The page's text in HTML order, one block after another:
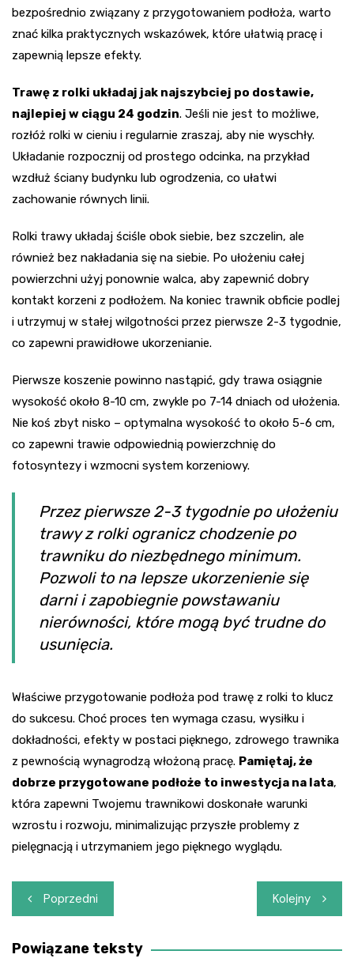
bezpośrednio związany z przygotowaniem podłoża, warto
znać kilka praktycznych wskazówek, które ułatwią pracę i
zapewnią lepsze efekty.
Trawę z rolki układaj jak najszybciej po dostawie,
najlepiej w ciągu 24 godzin. Jeśli nie jest to możliwe,
rozłóż rolki w cieniu i regularnie zraszaj, aby nie wyschły.
Układanie rozpocznij od prostego odcinka, na przykład
wzdłuż ściany budynku lub ogrodzenia, co ułatwi
zachowanie równych linii.
Rolki trawy układaj ściśle obok siebie, bez szczelin, ale
również bez nakładania się na siebie. Po ułożeniu całej
powierzchni użyj ponownie walca, aby zapewnić dobry
kontakt korzeni z podłożem. Na koniec trawnik obficie podlej
i utrzymuj w stałej wilgotności przez pierwsze 2-3 tygodnie,
co zapewni prawidłowe ukorzenianie.
Pierwsze koszenie powinno nastąpić, gdy trawa osiągnie
wysokość około 8-10 cm, zwykle po 7-14 dniach od ułożenia.
Nie koś zbyt nisko – optymalna wysokość to około 5-6 cm,
co zapewni trawie odpowiednią powierzchnię do
fotosyntezy i wzmocni system korzeniowy.
Przez pierwsze 2-3 tygodnie po ułożeniu
trawy z rolki ogranicz chodzenie po
trawniku do niezbędnego minimum.
Pozwoli to na lepsze ukorzenienie się
darni i zapobiegnie powstawaniu
nierówności, które mogą być trudne do
usunięcia.
Właściwe przygotowanie podłoża pod trawę z rolki to klucz
do sukcesu. Choć proces ten wymaga czasu, wysiłku i
dokładności, efekty w postaci pięknego, zdrowego trawnika
z pewnością wynagrodzą włożoną pracę. Pamiętaj, że
dobrze przygotowane podłoże to inwestycja na lata,
która zapewni Twojemu trawnikowi doskonałe warunki
wzrostu i rozwoju, minimalizując przyszłe problemy z
pielęgnacją i utrzymaniem jego pięknego wyglądu.
Nawigacja
wpisu
Poprzedni Kolejny
Powiązane teksty